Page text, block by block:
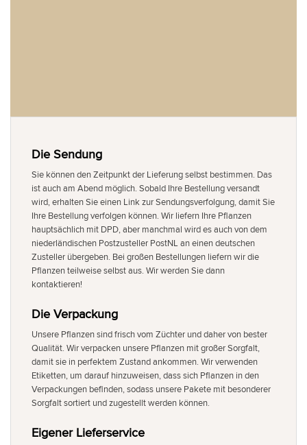
Die Sendung
Sie können den Zeitpunkt der Lieferung selbst bestimmen. Das
ist auch am Abend möglich. Sobald Ihre Bestellung versandt
wird, erhalten Sie einen Link zur Sendungsverfolgung, damit Sie
Ihre Bestellung verfolgen können. Wir liefern Ihre Pflanzen
hauptsächlich mit DPD, aber manchmal wird es auch von dem
niederländischen Postzusteller PostNL an einen deutschen
Zusteller übergeben. Bei großen Bestellungen liefern wir die
Pflanzen teilweise selbst aus. Wir werden Sie dann
kontaktieren!
Die Verpackung
Unsere Pflanzen sind frisch vom Züchter und daher von bester
Qualität. Wir verpacken unsere Pflanzen mit großer Sorgfalt,
damit sie in perfektem Zustand ankommen. Wir verwenden
Etiketten, um darauf hinzuweisen, dass sich Pflanzen in den
Verpackungen befinden, sodass unsere Pakete mit besonderer
Sorgfalt sortiert und zugestellt werden können.
Eigener Lieferservice